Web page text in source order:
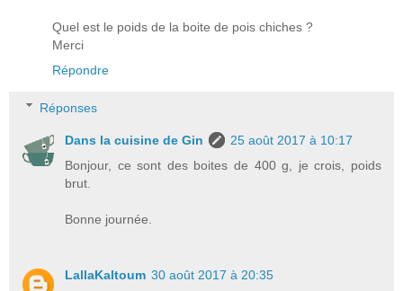
Quel est le poids de la boite de pois chiches ?
Merci
Répondre
Réponses
Dans la cuisine de Gin
25 août 2017 à 10:17
Bonjour, ce sont des boites de 400 g, je crois, poids
brut.
Bonne journée.
LallaKaltoum 30 août 2017 à 20:35